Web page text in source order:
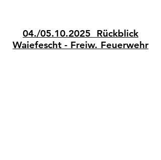
04./05.10.2025 Rückblick
Waiefescht - Freiw. Feuerwehr